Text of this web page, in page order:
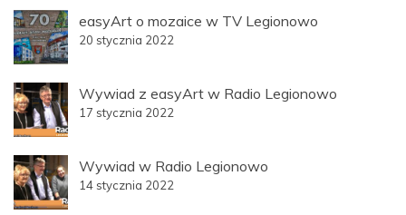
easyArt o mozaice w TV Legionowo
20 stycznia 2022
Wywiad z easyArt w Radio Legionowo
17 stycznia 2022
Wywiad w Radio Legionowo
14 stycznia 2022